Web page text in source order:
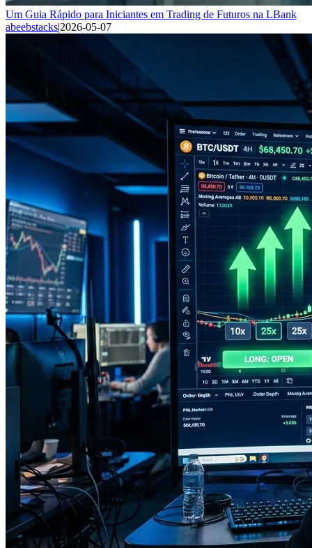
Um Guia Rápido para Iniciantes em Trading de Futuros na LBank
abeebstacks|2026-05-07